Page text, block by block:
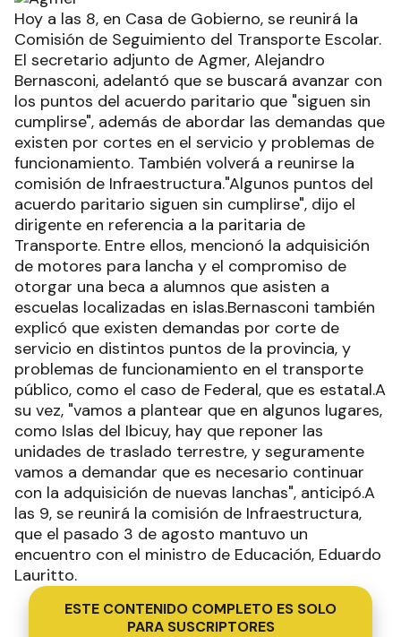
Hoy a las 8, en Casa de Gobierno, se reunirá la
Comisión de Seguimiento del Transporte Escolar.
El secretario adjunto de Agmer, Alejandro
Bernasconi, adelantó que se buscará avanzar con
los puntos del acuerdo paritario que "siguen sin
cumplirse", además de abordar las demandas que
existen por cortes en el servicio y problemas de
funcionamiento. También volverá a reunirse la
comisión de Infraestructura."Algunos puntos del
acuerdo paritario siguen sin cumplirse", dijo el
dirigente en referencia a la paritaria de
Transporte. Entre ellos, mencionó la adquisición
de motores para lancha y el compromiso de
otorgar una beca a alumnos que asisten a
escuelas localizadas en islas.Bernasconi también
explicó que existen demandas por corte de
servicio en distintos puntos de la provincia, y
problemas de funcionamiento en el transporte
público, como el caso de Federal, que es estatal.A
su vez, "vamos a plantear que en algunos lugares,
como Islas del Ibicuy, hay que reponer las
unidades de traslado terrestre, y seguramente
vamos a demandar que es necesario continuar
con la adquisición de nuevas lanchas", anticipó.A
las 9, se reunirá la comisión de Infraestructura,
que el pasado 3 de agosto mantuvo un
encuentro con el ministro de Educación, Eduardo
Lauritto.
ESTE CONTENIDO COMPLETO ES SOLO
PARA SUSCRIPTORES